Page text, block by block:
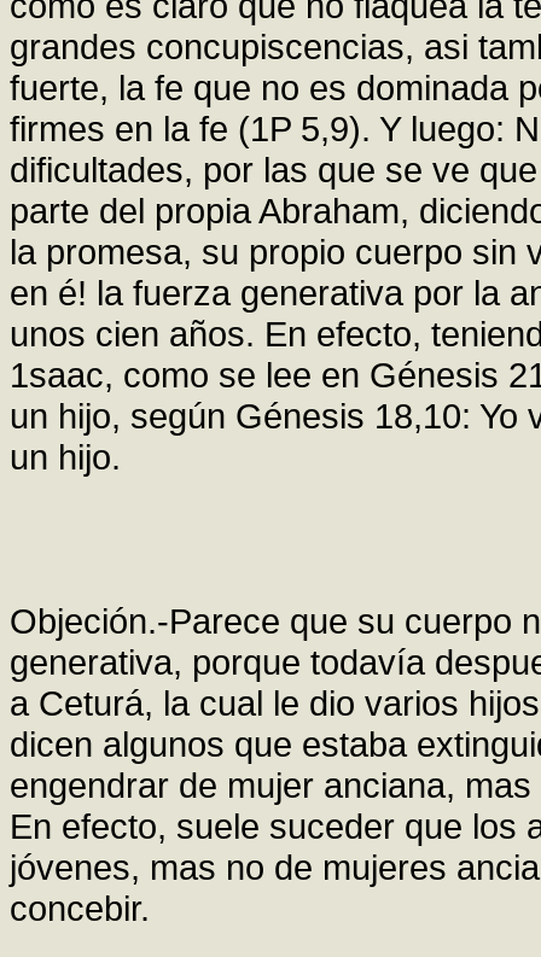
grandes concupiscencias, asi
fuerte, la fe que no es dominada
firmes en la fe (1P 5,9). Y luego:
dificultades, por las que se ve
parte del propia Abraham,
la promesa, su propio cuerpo sin
en é! la fuerza generativa por la
unos cien años. En efecto,
1saac, como se lee en Génesis
un hijo, según Génesis 18,10: Yo
un hijo.
Objeción.-Parece que su cuerpo
generativa, porque todavía
a Ceturá, la cual le dio varios
dicen algunos que estaba
engendrar de mujer anciana,
En efecto, suele suceder que los
jóvenes, mas no de mujeres
concebir.